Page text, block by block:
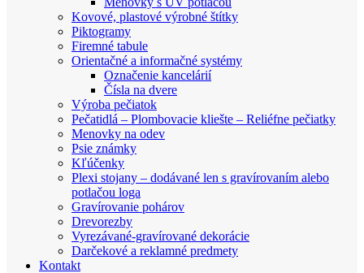
Kovové, plastové výrobné štítky
Piktogramy
Firemné tabule
Orientačné a informačné systémy
Označenie kancelárií
Čísla na dvere
Výroba pečiatok
Pečatidlá – Plombovacie kliešte – Reliéfne pečiatky
Menovky na odev
Psie známky
Kľúčenky
Plexi stojany – dodávané len s gravírovaním alebo
potlačou loga
Gravírovanie pohárov
Drevorezby
Vyrezávané-gravírované dekorácie
Darčekové a reklamné predmety
Kontakt